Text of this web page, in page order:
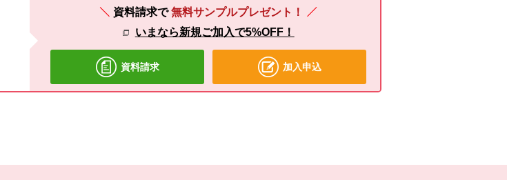
資料請求で無料サンプルプレゼント！
いまなら新規ご加入で5%OFF！
資料請求 加入申込